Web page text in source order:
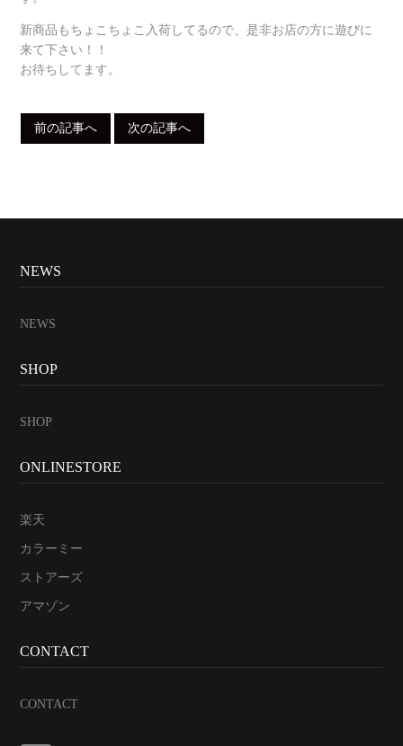
新商品もちょこちょこ入荷してるので、是非お店の方に遊びに
来て下さい！！
お待ちしてます。
前の記事へ 次の記事へ
NEWS
NEWS
SHOP
SHOP
ONLINESTORE
楽天
カラーミー
ストアーズ
アマゾン
CONTACT
CONTACT